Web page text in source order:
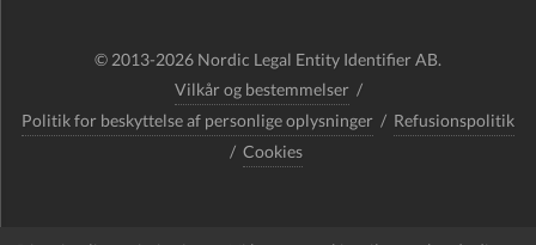
© 2013-2026 Nordic Legal Entity Identifier AB.
Vilkår og bestemmelser /
Politik for beskyttelse af personlige oplysninger / Refusionspolitik
/ Cookies